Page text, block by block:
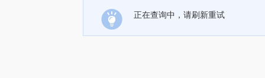
正在查询中，请刷新重试